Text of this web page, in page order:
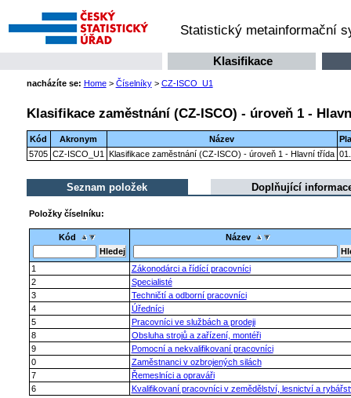
Statistický metainformační
Klasifikace
nacházíte se: Home> Číselníky> CZ-ISCO_U1
Klasifikace zaměstnání (CZ-ISCO) - úroveň 1 -
Kód Akronym Název
5705 CZ-ISCO_U1 Klasifikace zaměstnání (CZ-ISCO) - úroveň 1 - Hlavní třída
Seznam položek Doplňující
Položky číselníku:
Kód Název
1
Zákonodárci a řídící pracovníci
2
Specialisté
3
Techničtí a odborní pracovníci
4
Úředníci
5
Pracovníci ve službách a prodeji
8
Obsluha strojů a zařízení, montéři
9
Pomocní a nekvalifikovaní pracovníci
0
Zaměstnanci v ozbrojených silách
7
Řemeslníci a opraváři
6
Kvalifikovaní pracovníci v zemědělství, lesnictví a